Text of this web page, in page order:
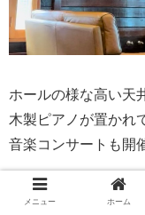
ホールの様な高い天
木製ピアノが置かれ
音楽コンサートも開
メニュー ホーム